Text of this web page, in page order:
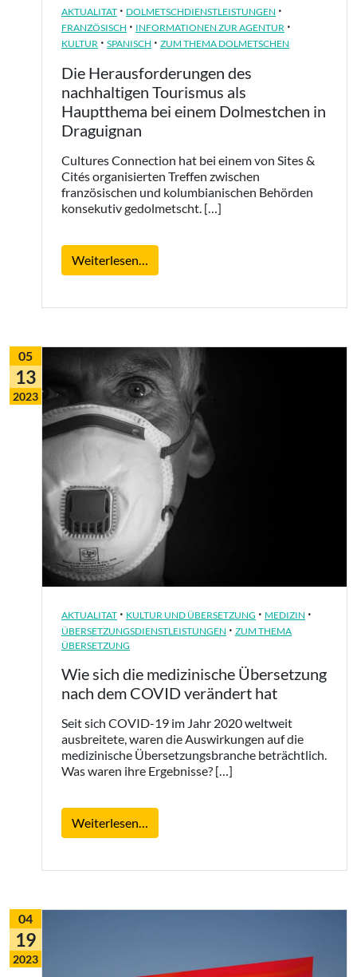
AKTUALITAT · DOLMETSCHDIENSTLEISTUNGEN ·
FRANZÖSISCH · INFORMATIONEN ZUR AGENTUR ·
KULTUR · SPANISCH · ZUM THEMA DOLMETSCHEN
Die Herausforderungen des
nachhaltigen Tourismus als
Hauptthema bei einem Dolmestchen in
Draguignan
Cultures Connection hat bei einem von Sites &
Cités organisierten Treffen zwischen
französischen und kolumbianischen Behörden
konsekutiv gedolmetscht. […]
Weiterlesen…
05
13
2023
AKTUALITAT · KULTUR UND ÜBERSETZUNG · MEDIZIN ·
ÜBERSETZUNGSDIENSTLEISTUNGEN · ZUM THEMA
ÜBERSETZUNG
Wie sich die medizinische Übersetzung
nach dem COVID verändert hat
Seit sich COVID-19 im Jahr 2020 weltweit
ausbreitete, waren die Auswirkungen auf die
medizinische Übersetzungsbranche beträchtlich.
Was waren ihre Ergebnisse? […]
Weiterlesen…
04
19
2023